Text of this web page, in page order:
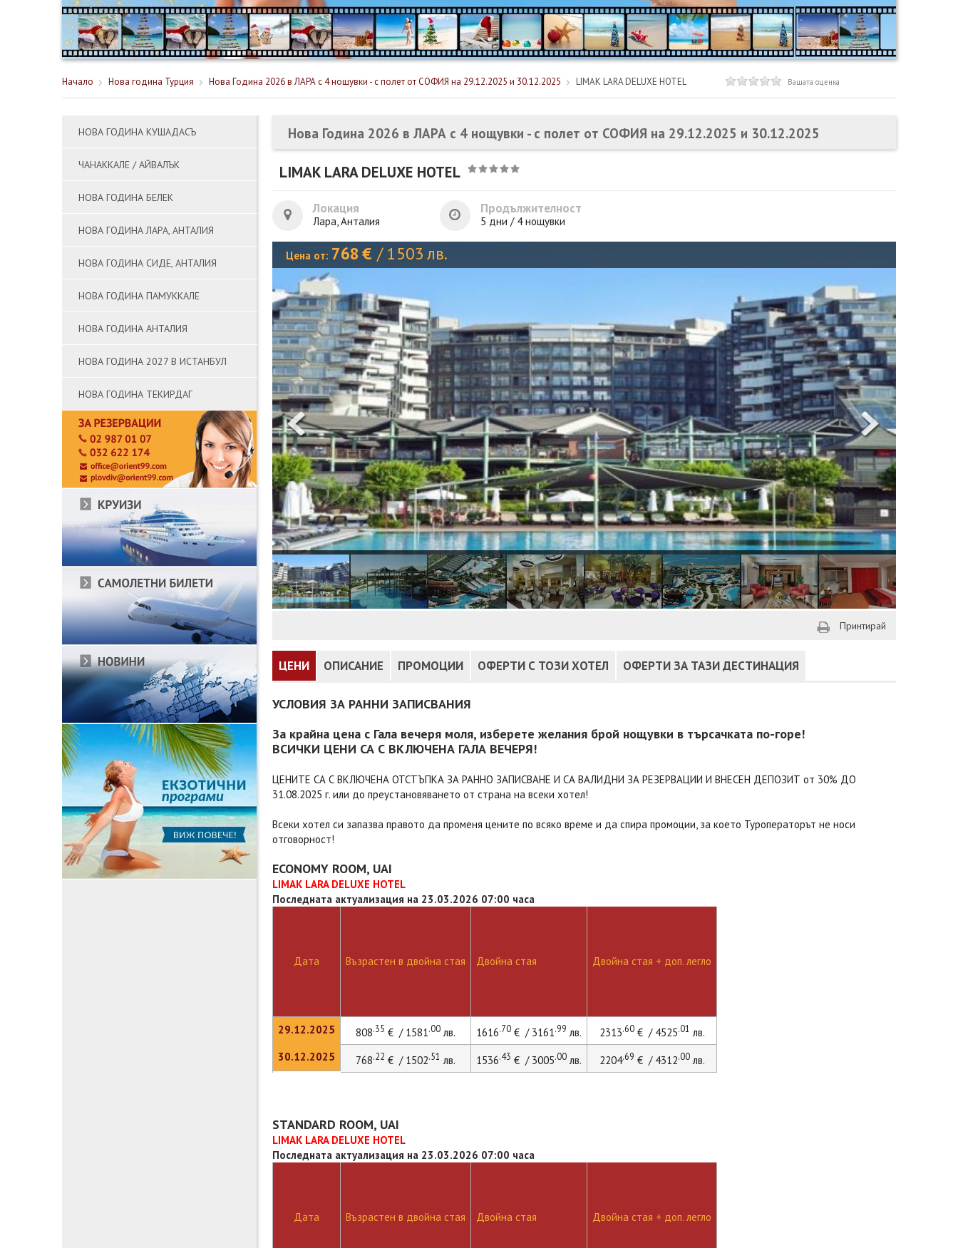
Начало Нова година Турция Нова Година 2026 в ЛАРА с 4 нощувки - с полет от СОФИЯ на 29.12.2025 и 30.12.2025 LIMAK LARA DELUXE HOTEL Вашата оценка
НОВА ГОДИНА КУШАДАСЪ
ЧАНАККАЛЕ / АЙВАЛЪК
НОВА ГОДИНА БЕЛЕК
НОВА ГОДИНА ЛАРА, АНТАЛИЯ
НОВА ГОДИНА СИДЕ, АНТАЛИЯ
НОВА ГОДИНА ПАМУККАЛЕ
НОВА ГОДИНА АНТАЛИЯ
НОВА ГОДИНА 2027 В ИСТАНБУЛ
НОВА ГОДИНА ТЕКИРДАГ
Нова Година 2026 в ЛАРА с 4 нощувки - с полет от СОФИЯ на 29.12.2025 и 30.12.2025
LIMAK LARA DELUXE HOTEL
Локация
Лара, Анталия
Продължителност
5 дни / 4 нощувки
Цена от: 768 € / 1503 лв.
Принтирай
ЦЕНИ ОПИСАНИЕ ПРОМОЦИИ ОФЕРТИ С ТОЗИ ХОТЕЛ ОФЕРТИ ЗА ТАЗИ ДЕСТИНАЦИЯ
УСЛОВИЯ ЗА РАННИ ЗАПИСВАНИЯ
За крайна цена с Гала вечеря моля, изберете желания брой нощувки в търсачката по-горе!
ВСИЧКИ ЦЕНИ СА С ВКЛЮЧЕНА ГАЛА ВЕЧЕРЯ!
ЦЕНИТЕ СА С ВКЛЮЧЕНА ОТСТЪПКА ЗА РАННО ЗАПИСВАНЕ И СА ВАЛИДНИ ЗА РЕЗЕРВАЦИИ И ВНЕСЕН ДЕПОЗИТ от 30% ДО
31.08.2025 г. или до преустановяването от страна на всеки хотел!
Всеки хотел си запазва правото да променя цените по всяко време и да спира промоции, за което Туроператорът не носи
отговорност!
ECONOMY ROOM, UAI
LIMAK LARA DELUXE HOTEL
Последната актуализация на 23.03.2026 07:00 часа
Дата
29.12.2025
30.12.2025
Възрастен в двойна стая Двойна стая Двойна стая + доп. легло
808.35 € / 1581.00 лв. 1616.70 € / 3161.99 лв. 2313.60€ / 4525.01 лв.
768.22 € / 1502.51 лв. 1536.43 € / 3005.00 лв. 2204.69 € / 4312.00лв.
STANDARD ROOM, UAI
LIMAK LARA DELUXE HOTEL
Последната актуализация на 23.03.2026 07:00 часа
Дата Възрастен в двойна стая Двойна стая Двойна стая + доп. легло